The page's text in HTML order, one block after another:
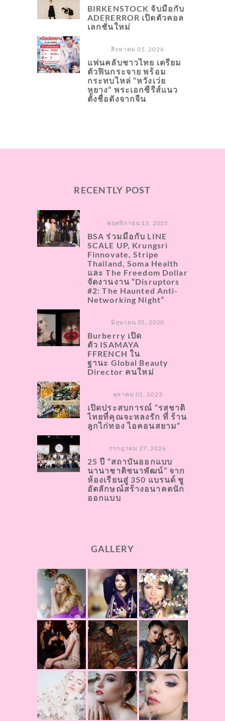
BIRKENSTOCK จับมือกับ
ADERERROR เปิดตัวคอล
เลกชั่นใหม่
สิงหาคม 05, 2026
แฟนคลับชาวไทย เตรียม
ตัวฟินกระจาย พร้อม
กระทบไหล่ “หวังเว่ย
หยาง” พระเอกซีรีส์แนว
ตั้งชื่อดังจากจีน
RECENTLY POST
พฤศจิกายน 13, 2025
BSA ร่วมมือกับ LINE
SCALE UP, Krungsri
Finnovate, Stripe
Thailand, Soma Health
และ The Freedom Dollar
จัดงานงาน “Disruptors
#2: The Haunted Anti-
Networking Night”
มิถุนายน 05, 2020
Burberry เปิด
ตัว ISAMAYA
FFRENCH ใน
ฐานะ Global Beauty
Director คนใหม่
ตุลาคม 01, 2023
เปิดประสบการณ์ “รสชาติ
ไทยที่คุณจะหลงรัก ที่ ร้าน
ลูกไก่ทอง ไอคอนสยาม”
กรกฎาคม 27, 2026
25 ปี “สถาบันออกแบบ
นานาชาติชนาพัฒน์” จาก
ห้องเรียนสู่ 350 แบรนด์ ชู
อัตลักษณ์สร้างอนาคตนัก
ออกแบบ
GALLERY